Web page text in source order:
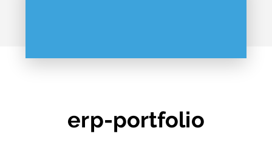
erp-portfolio